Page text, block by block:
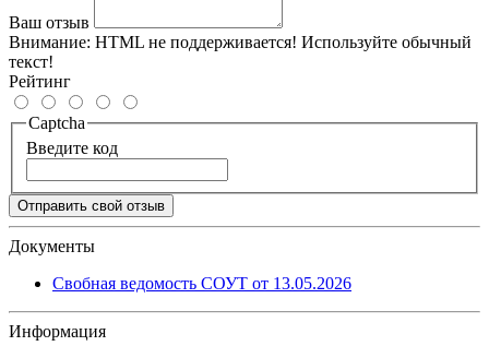
Ваш отзыв
Внимание: HTML не поддерживается! Используйте обычный
текст!
Рейтинг
Captcha
Введите код
Отправить свой отзыв
Документы
Свобная ведомость СОУТ от 13.05.2026
Информация